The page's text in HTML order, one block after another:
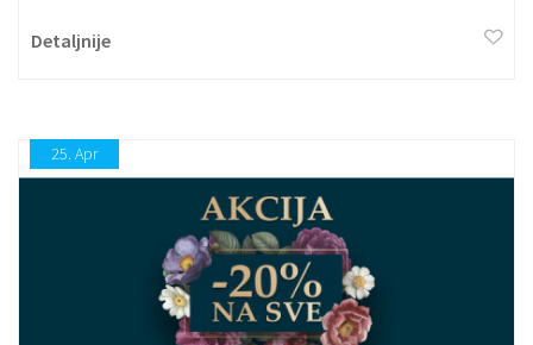
Detaljnije
25. Apr